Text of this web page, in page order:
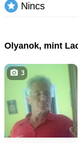
Nincs
Olyanok, mint
3